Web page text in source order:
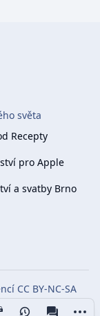
světa
Recepty
pro Apple
a svatby Brno
CC BY-NC-SA